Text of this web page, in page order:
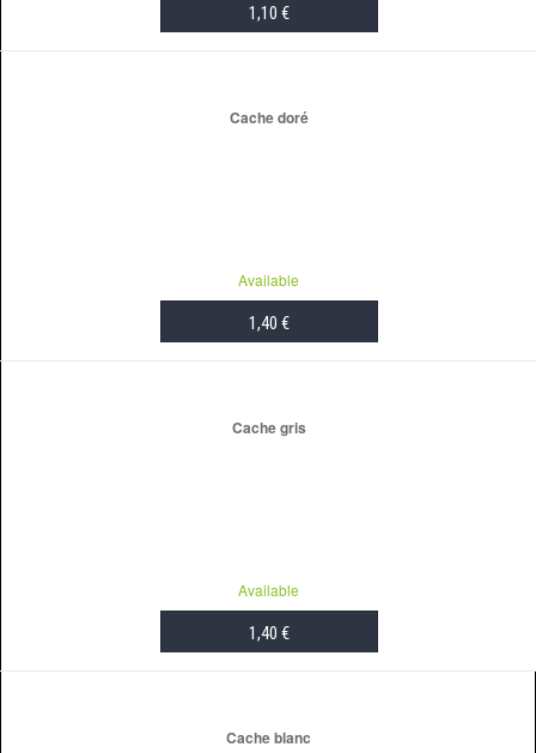
1,10 €
Cache doré
Available
1,40 €
Cache gris
Available
1,40 €
Cache blanc